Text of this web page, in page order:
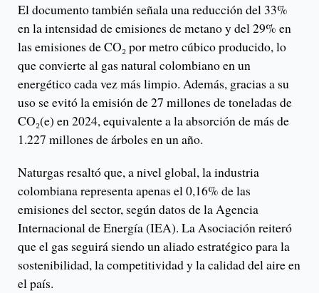
El documento también señala una reducción del 33%
en la intensidad de emisiones de metano y del 29% en
las emisiones de CO₂ por metro cúbico producido, lo
que convierte al gas natural colombiano en un
energético cada vez más limpio. Además, gracias a su
uso se evitó la emisión de 27 millones de toneladas de
CO₂(e) en 2024, equivalente a la absorción de más de
1.227 millones de árboles en un año.
Naturgas resaltó que, a nivel global, la industria
colombiana representa apenas el 0,16% de las
emisiones del sector, según datos de la Agencia
Internacional de Energía (IEA). La Asociación reiteró
que el gas seguirá siendo un aliado estratégico para la
sostenibilidad, la competitividad y la calidad del aire en
el país.